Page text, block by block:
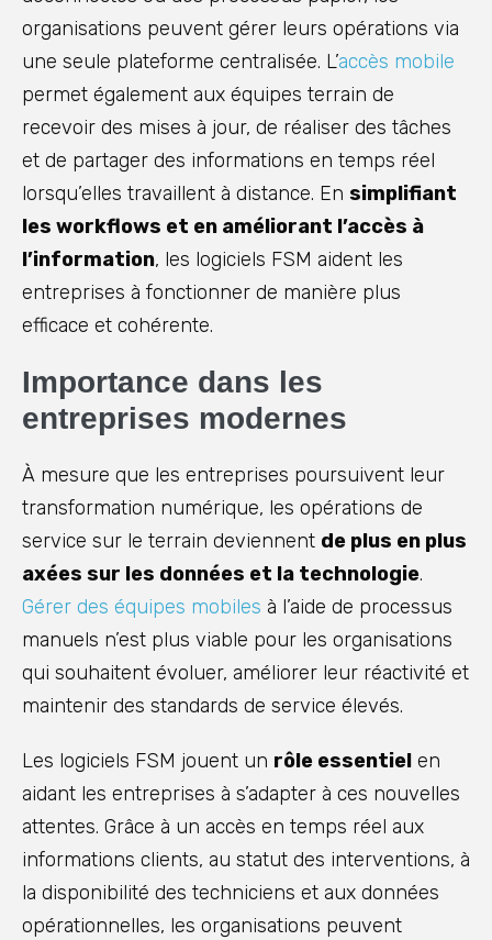
organisations peuvent gérer leurs opérations via
une seule plateforme centralisée. L’accès mobile
permet également aux équipes terrain de
recevoir des mises à jour, de réaliser des tâches
et de partager des informations en temps réel
lorsqu’elles travaillent à distance. En simplifiant
les workflows et en améliorant l’accès à
l’information, les logiciels FSM aident les
entreprises à fonctionner de manière plus
efficace et cohérente.
Importance dans les
entreprises modernes
À mesure que les entreprises poursuivent leur
transformation numérique, les opérations de
service sur le terrain deviennent de plus en plus
axées sur les données et la technologie.
Gérer des équipes mobiles à l’aide de processus
manuels n’est plus viable pour les organisations
qui souhaitent évoluer, améliorer leur réactivité et
maintenir des standards de service élevés.
Les logiciels FSM jouent un rôle essentiel en
aidant les entreprises à s’adapter à ces nouvelles
attentes. Grâce à un accès en temps réel aux
informations clients, au statut des interventions, à
la disponibilité des techniciens et aux données
opérationnelles, les organisations peuvent